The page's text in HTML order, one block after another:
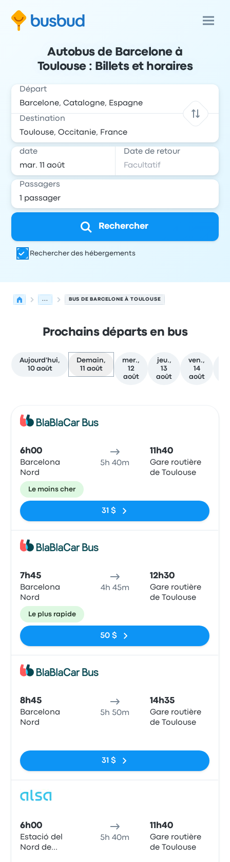
Autobus de Barcelone à
Toulouse : Billets et horaires
Départ
Destination
date Date de retour
Passagers
Rechercher
Rechercher des hébergements
... BUS DE BARCELONE À TOULOUSE
Prochains départs en bus
Aujourd'hui,
10 août
Demain,
11 août
mer.,
12
août
jeu.,
13
août
ven.,
14
août
6h00
Barcelona
Nord
5h 40m
11h40
Gare routière
de Toulouse
Le moins cher
31 $
7h45
Barcelona
Nord
4h 45m
12h30
Gare routière
de Toulouse
Le plus rapide
50 $
8h45
Barcelona
Nord
5h 50m
14h35
Gare routière
de Toulouse
31 $
6h00
Estació del
Nord de
5h 40m
11h40
Gare routière
de Toulouse